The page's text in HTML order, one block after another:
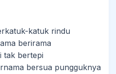
katuk rindu
berirama
tak bertepi
bersua pungguknya